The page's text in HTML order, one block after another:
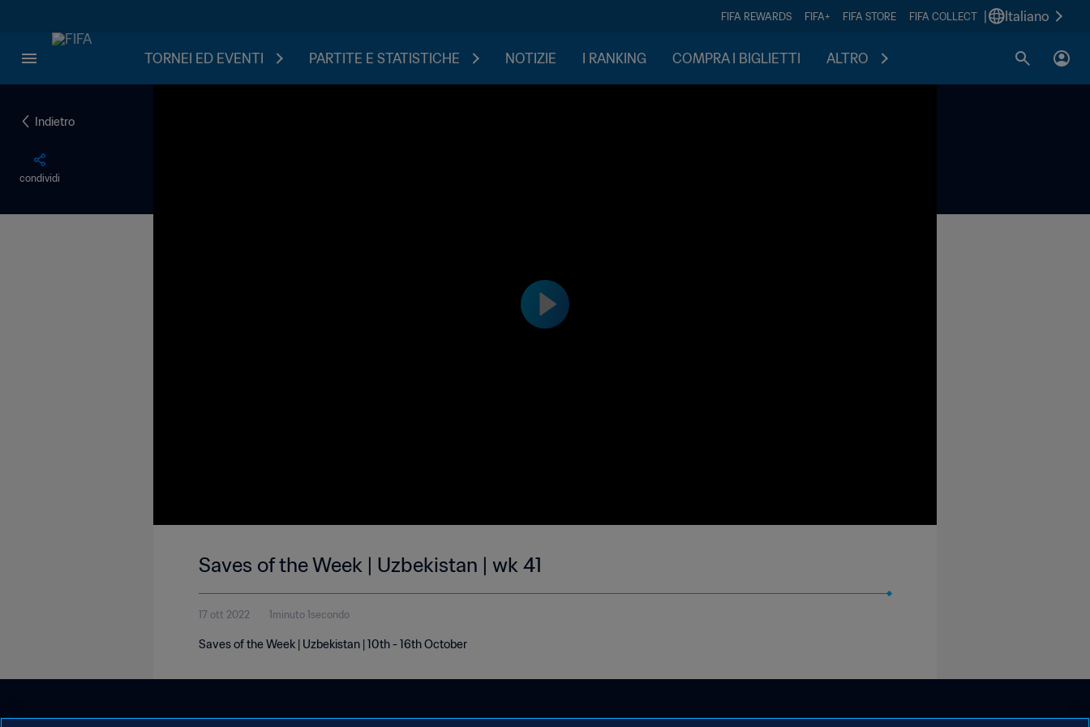
FIFA REWARDS FIFA+ FIFA STORE FIFA COLLECT Italiano
TORNEI ED EVENTI PARTITE E STATISTICHE NOTIZIE I RANKING COMPRA I BIGLIETTI ALTRO
Indietro
condividi
Saves of the Week | Uzbekistan | wk 41
17 ott 2022 1minuto 1secondo
Saves of the Week | Uzbekistan | 10th - 16th October